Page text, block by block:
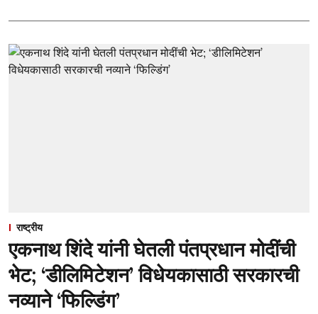
राष्ट्रीय
एकनाथ शिंदे यांनी घेतली पंतप्रधान मोदींची
भेट; ‘डीलिमिटेशन’ विधेयकासाठी सरकारची
नव्याने ‘फिल्डिंग’